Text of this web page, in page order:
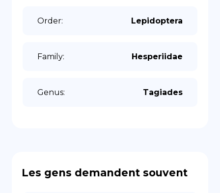
Order: Lepidoptera
Family: Hesperiidae
Genus: Tagiades
Les gens demandent souvent